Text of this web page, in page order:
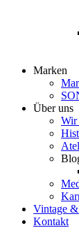
Marken
Über uns
Wir
Vintage
Kontakt